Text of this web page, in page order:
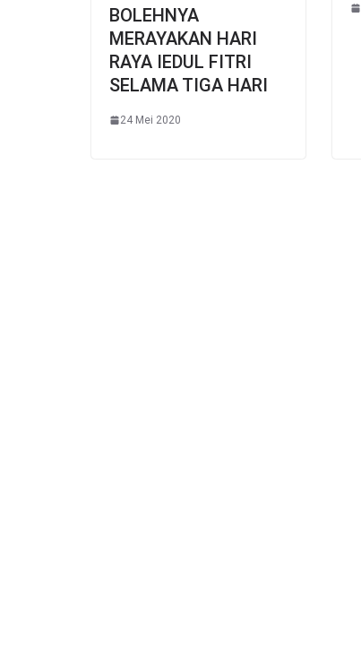
BOLEHNYA
MERAYAKAN HARI
RAYA IEDUL FITRI
SELAMA TIGA HARI
24 Mei 2020